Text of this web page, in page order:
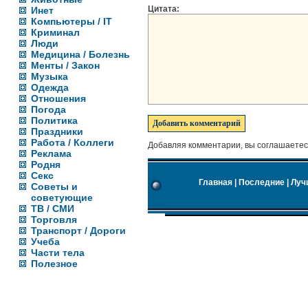
Инет
Компьютеры / IT
Криминал
Люди
Медицина / Болезнь
Менты / Закон
Музыка
Одежда
Отношения
Погода
Политика
Праздники
Работа / Коллеги
Реклама
Родня
Секс
Советы и
советующие
ТВ / СМИ
Торговля
Транспорт / Дороги
Учеба
Части тела
Полезное
Цитата:
Добавляя комментарии, вы
Главная Последние